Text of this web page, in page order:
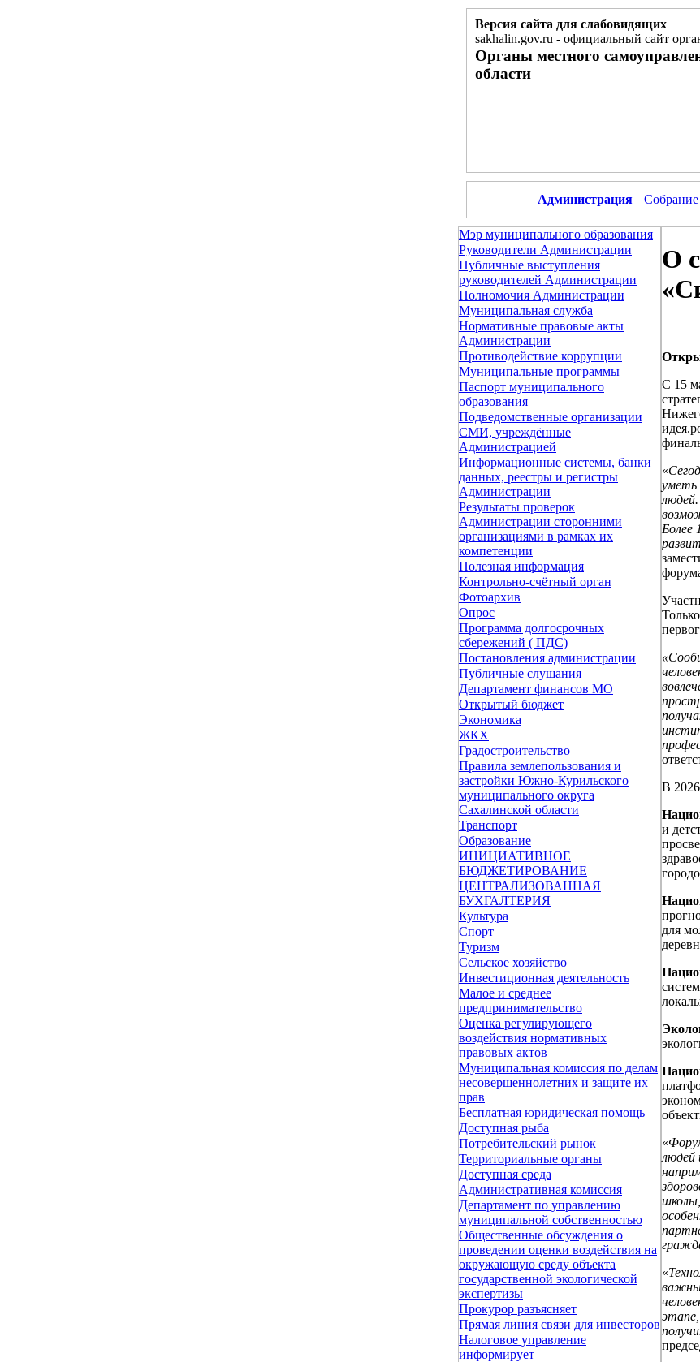
Версия сайта для слабовидящих
sakhalin.gov.ru - официальный сайт
Органы местного
области
Администрация Собрание
Мэр муниципального образования
Руководители Администрации
Публичные выступления
руководителей Администрации
Полномочия Администрации
Муниципальная служба
Нормативные правовые акты
Администрации
Противодействие коррупции
Муниципальные программы
Паспорт муниципального
образования
Подведомственные организации
СМИ, учреждённые
Администрацией
Информационные системы, банки
данных, реестры и регистры
Администрации
Результаты проверок
Администрации сторонними
организациями в рамках их
компетенции
Полезная информация
Контрольно-счётный орган
Фотоархив
Опрос
Программа долгосрочных
сбережений ( ПДС)
Постановления администрации
Публичные слушания
Департамент финансов МО
Открытый бюджет
Экономика
ЖКХ
Градостроительство
Правила землепользования и
застройки Южно-Курильского
муниципального округа
Сахалинской области
Транспорт
Образование
ИНИЦИАТИВНОЕ
БЮДЖЕТИРОВАНИЕ
ЦЕНТРАЛИЗОВАННАЯ
БУХГАЛТЕРИЯ
Культура
Спорт
Туризм
Сельское хозяйство
Инвестиционная деятельность
Малое и среднее
предпринимательство
Оценка регулирующего
воздействия нормативных
правовых актов
Муниципальная комиссия по делам
несовершеннолетних и защите их
прав
Бесплатная юридическая помощь
Доступная рыба
Потребительский рынок
Территориальные органы
Доступная среда
Административная комиссия
Департамент по управлению
муниципальной собственностью
Общественные обсуждения о
проведении оценки воздействия на
окружающую среду объекта
государственной экологической
экспертизы
Прокурор разъясняет
Прямая линия связи для инвесторов
Налоговое управление
информирует
О
С 15
«
уметь
Более
В
и
для
«
людей
«
важны